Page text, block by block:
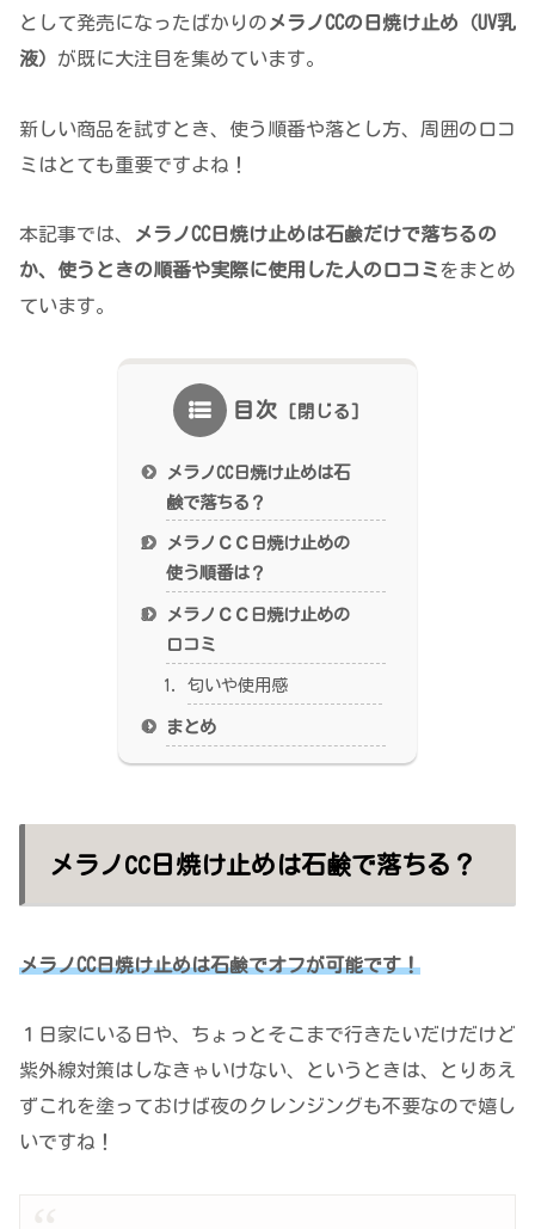
として発売になったばかりの メラノCCの日焼け止め（UV乳
液） が既に大注目を集めています。
新しい商品を試すとき、使う順番や落とし方、周囲の口コ
ミはとても重要ですよね！
本記事では、
メラノCC日焼け止めは石鹸だけで落ちるの
か、使うときの順番や実際に使用した人の口コミをまとめ
ています。
目次
メラノCC日焼け止めは石
鹸で落ちる？
メラノＣＣ日焼け止めの
使う順番は？
メラノＣＣ日焼け止めの
口コミ
匂いや使用感
まとめ
メラノCC日焼け止めは石鹸で落ちる？
メラノCC日焼け止めは石鹸でオフが可能です！
１日家にいる日や、ちょっとそこまで行きたいだけだけど
紫外線対策はしなきゃいけない、というときは、とりあえ
ずこれを塗っておけば夜のクレンジングも不要なので嬉し
いですね！